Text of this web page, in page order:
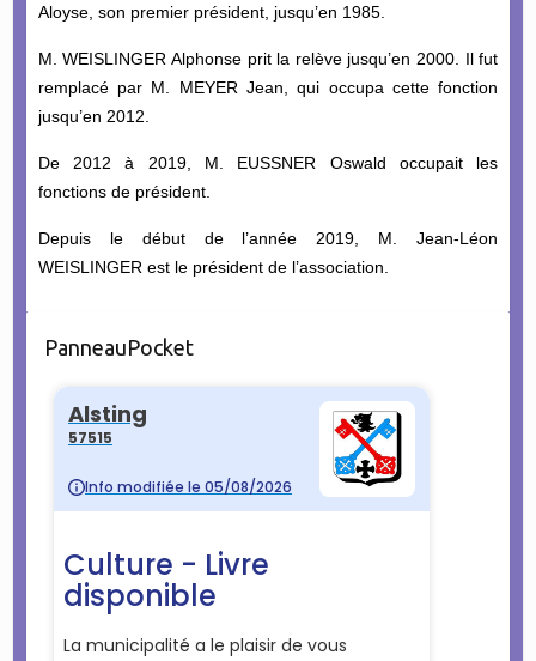
Aloyse, son premier président, jusqu’en 1985.
M. WEISLINGER Alphonse prit la relève jusqu’en 2000. Il fut
remplacé par M. MEYER Jean, qui occupa cette fonction
jusqu’en 2012.
De 2012 à 2019, M. EUSSNER Oswald occupait les
fonctions de président.
Depuis le début de l’année 2019, M. Jean-Léon
WEISLINGER est le président de l’association.
PanneauPocket